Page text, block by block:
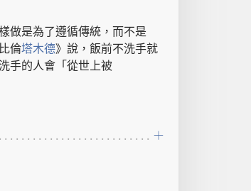
做是為了遵循傳統 ， 而不是
倫塔木德》 說 ， 飯前不洗手就
手的人會 「從世上被